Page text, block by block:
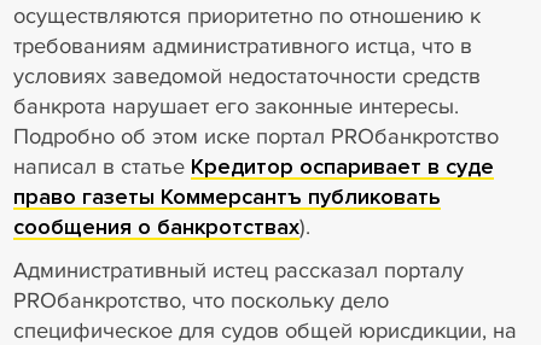
осуществляются приоритетно по отношению к
требованиям административного истца, что в
условиях заведомой недостаточности средств
банкрота нарушает его законные интересы.
Подробно об этом иске портал PROбанкротство
написал в статье Кредитор оспаривает в суде
право газеты Коммерсантъ публиковать
сообщения о банкротствах).
Административный истец рассказал порталу
PROбанкротство, что поскольку дело
специфическое для судов общей юрисдикции, на